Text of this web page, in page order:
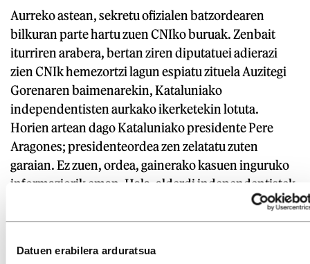
Datuen erabilera arduratsua
Aurreko astean, sekretu ofizialen batzordearen
bilkuran parte hartu zuen CNIko buruak. Zenbait
iturriren arabera, bertan ziren diputatuei adierazi
zien CNIk hemezortzi lagun espiatu zituela Auzitegi
Gorenaren baimenarekin, Kataluniako
independentisten aurkako ikerketekin lotuta.
Horien artean dago Kataluniako presidente Pere
Aragones; presidenteordea zen zelatatu zuten
garaian. Ez zuen, ordea, gainerako kasuen inguruko
informaziorik eman. Hala, alderdi independentistek
Estebanen dimisioa eskatu dute azken astean,
Margarita Robles Defentsa ministroarenarekin